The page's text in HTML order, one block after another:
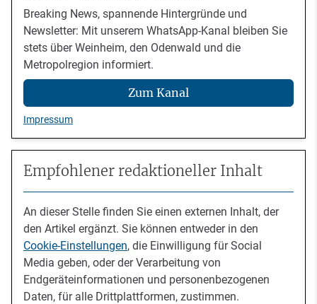
Breaking News, spannende Hintergründe und
Newsletter: Mit unserem WhatsApp-Kanal bleiben Sie
stets über Weinheim, den Odenwald und die
Metropolregion informiert.
Zum Kanal
Impressum
Empfohlener redaktioneller Inhalt
An dieser Stelle finden Sie einen externen Inhalt, der
den Artikel ergänzt. Sie können entweder in den
Cookie-Einstellungen, die Einwilligung für Social
Media geben, oder der Verarbeitung von
Endgeräteinformationen und personenbezogenen
Daten, für alle Drittplattformen, zustimmen.